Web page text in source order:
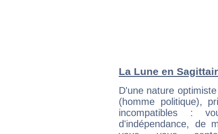
La Lune en
D'une nature
(homme politique),
incompatibles :
d'indépendance, de